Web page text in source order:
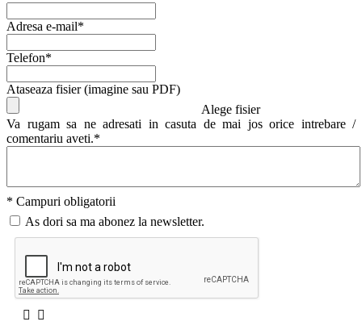
Adresa e-mail*
Telefon*
Ataseaza fisier (imagine sau PDF)
Alege fisier
Va rugam sa ne adresati in casuta de mai jos orice intrebare /
comentariu aveti.*
* Campuri obligatorii
As dori sa ma abonez la newsletter.